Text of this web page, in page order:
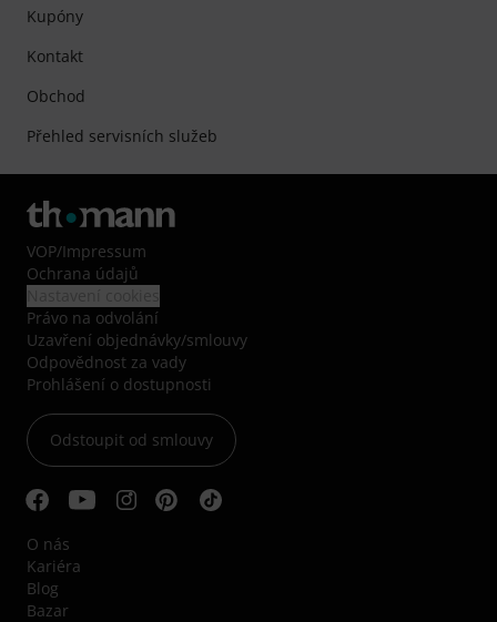
Kupóny
Kontakt
Obchod
Přehled servisních služeb
VOP/Impressum
Ochrana údajů
Právo na odvolání
Uzavření objednávky/smlouvy
Odpovědnost za vady
Prohlášení o dostupnosti
Odstoupit od smlouvy
O nás
Kariéra
Blog
Bazar